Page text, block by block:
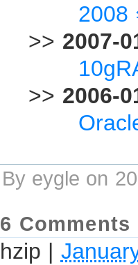
2008
>> 2007-
>> 2006-
By eygle on
6 Comments
hzip |